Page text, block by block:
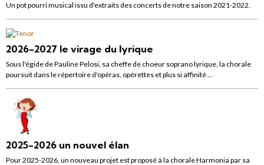
Un pot pourri musical issu d'extraits des concerts de notre saison 2021-2022.
2026-2027 le virage du lyrique
Sous l'égide de Pauline Pelosi, sa cheffe de choeur soprano lyrique, la chorale
poursuit dans le répertoire d'opéras, opérettes et plus si affinité ...
2025-2026 un nouvel élan
Pour 2025-2026, un nouveau projet est proposé à la chorale Harmonia par sa